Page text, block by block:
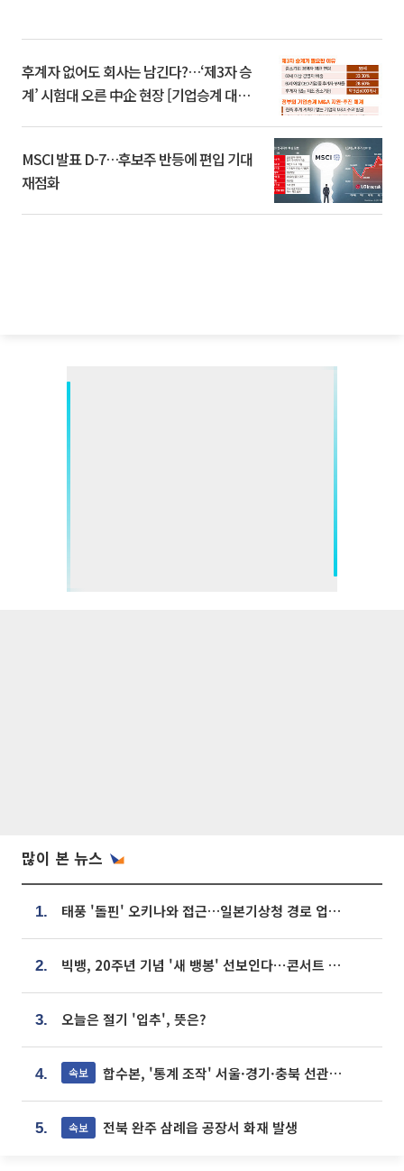
후계자 없어도 회사는 남긴다?…‘제3자 승
계’ 시험대 오른 中企 현장 [기업승계 대전
MSCI 발표 D-7…후보주 반등에 편입 기대
재점화
많이 본 뉴스
1. 태풍 '돌핀' 오키나와 접근…일본기상청 경로 업데이트
2. 빅뱅, 20주년 기념 '새 뱅봉' 선보인다⋯콘서트 앞두고 팝업 개최
3. 오늘은 절기 '입추', 뜻은?
4. 속보 합수본, '통계 조작' 서울·경기·충북 선관위 등 추가 압수수색
5. 속보 전북 완주 삼례읍 공장서 화재 발생